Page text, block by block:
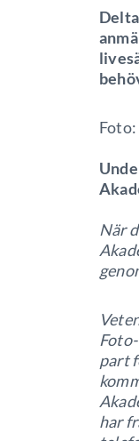
När
part
har